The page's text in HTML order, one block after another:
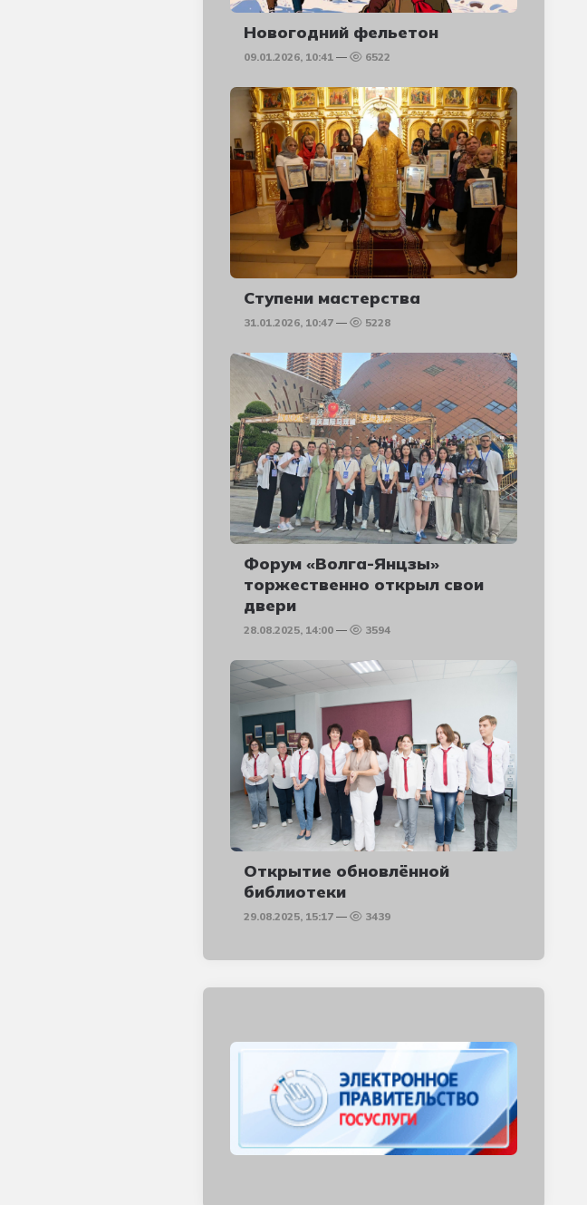
Новогодний фельетон
09.01.2026, 10:41 6522
Ступени мастерства
31.01.2026, 10:47 5228
Форум «Волга-Янцзы»
торжественно открыл свои
двери
28.08.2025, 14:00 3594
Открытие обновлённой
библиотеки
29.08.2025, 15:17 3439